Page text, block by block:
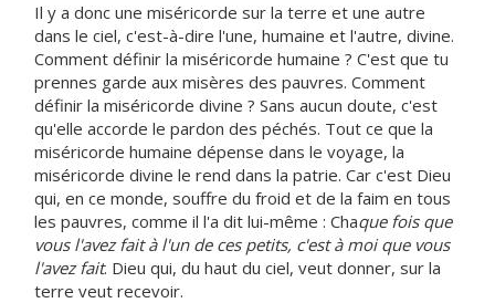
Il y a donc une miséricorde sur la terre et une autre
dans le ciel, c'est-à-dire l'une, humaine et l'autre, divine.
Comment définir la miséricorde humaine ? C'est que tu
prennes garde aux misères des pauvres. Comment
définir la miséricorde divine ? Sans aucun doute, c'est
qu'elle accorde le pardon des péchés. Tout ce que la
miséricorde humaine dépense dans le voyage, la
miséricorde divine le rend dans la patrie. Car c'est Dieu
qui, en ce monde, souffre du froid et de la faim en tous
les pauvres, comme il l'a dit lui-même : Chaque fois que
vous l'avez fait à l'un de ces petits, c'est à moi que vous
l'avez fait. Dieu qui, du haut du ciel, veut donner, sur la
terre veut recevoir.